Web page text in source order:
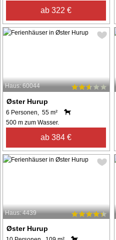
ab 322 €
Haus: 60044
Øster Hurup
6 Personen, 55 m²
500 m zum Wasser.
ab 384 €
Haus: 4439
Øster Hurup